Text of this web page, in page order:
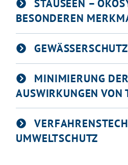
STAUSEEN –
BESONDEREN
GEWÄSSERSCHUTZ
MINIMIERUNG DER
AUSWIRKUNGEN VON
UMWELTSCHUTZ
Gleich geht's los!